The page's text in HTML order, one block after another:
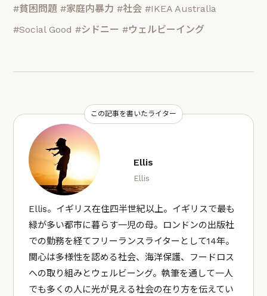
#貧困問題 #家庭内暴力 #社会 #IKEA Australia
#Social Good #シドニー #ウェルビーイング
この記事を書いたライター
Ellis
Ellis
Ellis。イギリス在住四半世紀以上。イギリスで最も
緑が多い都市に暮らす一児の母。ロンドンの出版社
での勤務を経てフリーランスライターとして14年。
関心は多様性を認める社会、海洋保護、フードロス
への取り組みとウェルビーング。執筆を通して一人
でも多くの人に光が見える社会の在り方を伝えてい